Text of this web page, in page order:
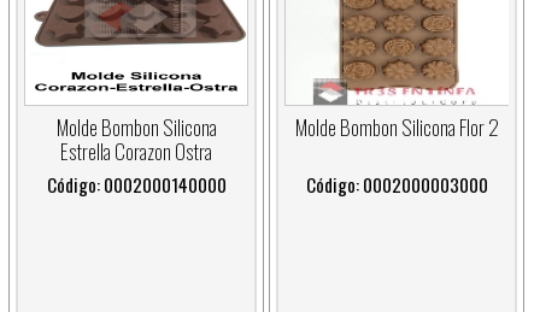
Molde Bombon Silicona
Estrella Corazon Ostra
Código: 0002000140000
Molde Bombon Silicona Flor 2
Código: 0002000003000